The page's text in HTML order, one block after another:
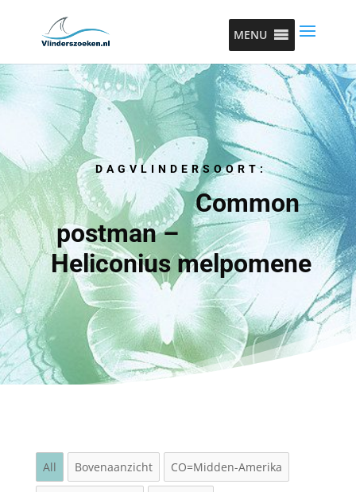
MENU
DAGVLINDERSOORT:
Common
postman –
Heliconius melpomene
All Bovenaanzicht CO=Midden-Amerika